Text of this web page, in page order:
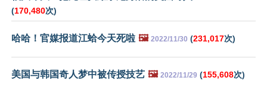
(170,480次)
哈哈！官媒报道江蛤今天死啦 🖼️ 2022/11/30 (231,017次)
美国与韩国奇人梦中被传授技艺 🖼️ 2022/11/29 (155,608次)